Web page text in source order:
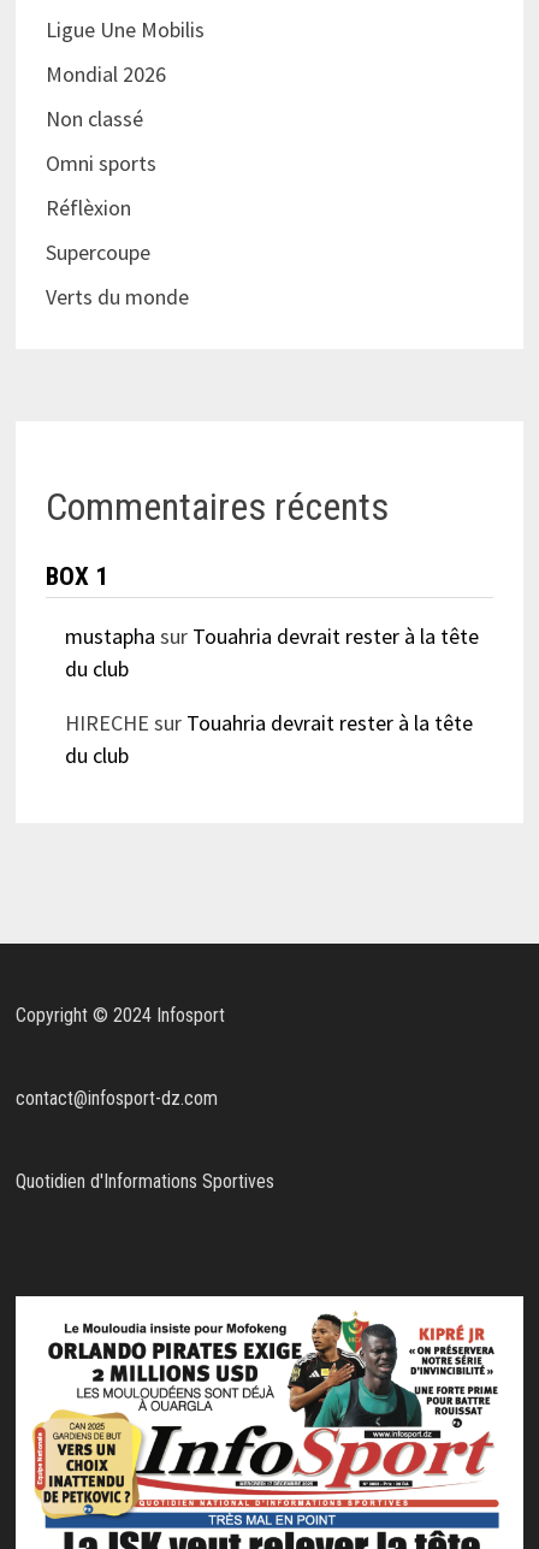
Ligue Une Mobilis
Mondial 2026
Non classé
Omni sports
Réflèxion
Supercoupe
Verts du monde
Commentaires récents
BOX 1
mustapha sur Touahria devrait rester à la tête
du club
HIRECHE sur Touahria devrait rester à la tête
du club
Copyright © 2024 Infosport
contact@infosport-dz.com
Quotidien d'Informations Sportives